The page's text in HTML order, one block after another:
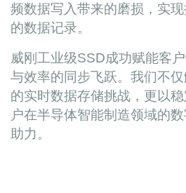
频数据写入带来的磨损，实
的数据记录。
威刚工业级SSD成功赋能客
与效率的同步飞跃。我们不
的实时数据存储挑战，更以
户在半导体智能制造领域的
助力。